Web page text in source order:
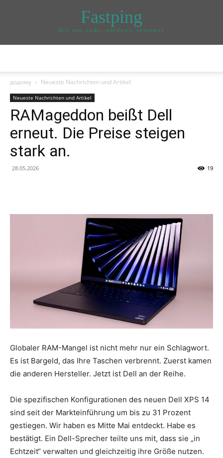
Fastping
Все про софт, windows, інтернет
додому Neueste Nachrichten und Artikel
Neueste Nachrichten und Artikel
RAMageddon beißt Dell
erneut. Die Preise steigen
stark an.
28.05.2026 19
Globaler RAM-Mangel ist nicht mehr nur ein Schlagwort.
Es ist Bargeld, das Ihre Taschen verbrennt. Zuerst kamen
die anderen Hersteller. Jetzt ist Dell an der Reihe.
Die spezifischen Konfigurationen des neuen Dell XPS 14
sind seit der Markteinführung um bis zu 31 Prozent
gestiegen. Wir haben es Mitte Mai entdeckt. Habe es
bestätigt. Ein Dell-Sprecher teilte uns mit, dass sie „in
Echtzeit“ verwalten und gleichzeitig ihre Größe nutzen.